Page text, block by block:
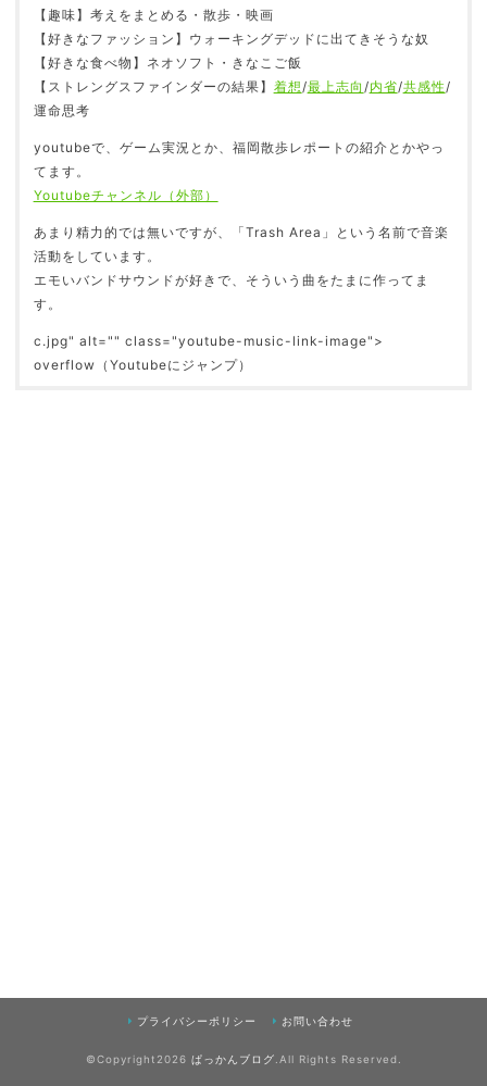
【趣味】考えをまとめる・散歩・映画
【好きなファッション】ウォーキングデッドに出てきそうな奴
【好きな食べ物】ネオソフト・きなこご飯
【ストレングスファインダーの結果】 着想 /最上志向 /内省/共感性/
運命思考
youtubeで、ゲーム実況とか、福岡散歩レポートの紹介とかやっ
てます。
Youtubeチャンネル（外部）
あまり精力的では無いですが、「Trash Area」という名前で音楽
活動をしています。
エモいバンドサウンドが好きで、そういう曲をたまに作ってま
す。
c.jpg" alt="" class="youtube-music-link-image">
overflow（Youtubeにジャンプ）
プライバシーポリシー お問い合わせ
©Copyright2026 ぱっかんブログ .All Rights Reserved.